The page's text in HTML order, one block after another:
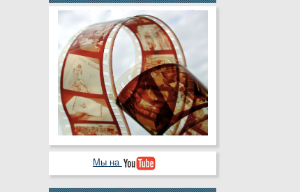
4 АВГУСТА Д.В.Шевчук
5 АВГУСТА В.А.Деньгин
5 АВГУСТА Н.Ю.Лаврентьева
5 АВГУСТА А.Ю.Колесникова
5 АВГУСТА В.П.Криулин
5 АВГУСТА В.В.Черкашин
6 АВГУСТА С.Н.Кабаев
6 АВГУСТА А.Ю.Назарова
Мы на